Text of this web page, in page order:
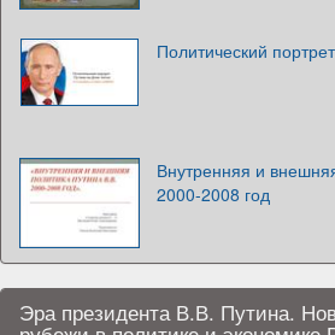
Политический
Внутренняя и
2000-2008 год
Эра президента В.В. Путина.